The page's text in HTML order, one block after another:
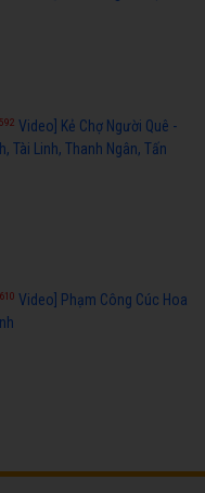
Video] Kẻ Chợ Người Quê -
Tài Linh, Thanh Ngân, Tấn
Video] Phạm Công Cúc Hoa